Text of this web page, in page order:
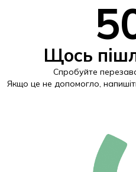
Щось
Спробуйте
Якщо це не допомогло,